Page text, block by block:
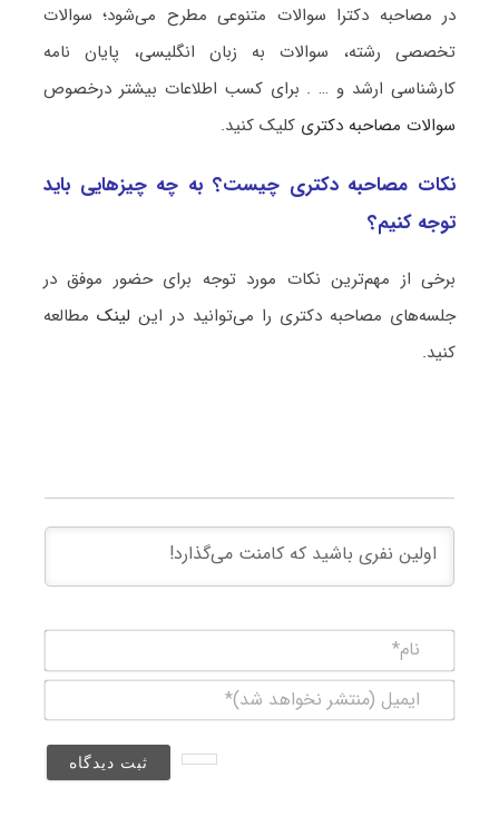
در مصاحبه دکترا سوالات متنوعی مطرح می‌شود؛ سوالات
تخصصی رشته، سوالات به زبان انگلیسی، پایان نامه
کارشناسی ارشد و … . برای کسب اطلاعات بیشتر درخصوص
سوالات مصاحبه دکتری کلیک کنید.
نکات مصاحبه دکتری چیست؟ به چه چیزهایی باید
توجه کنیم؟
برخی از مهم‌ترین نکات مورد توجه برای حضور موفق در
جلسه‌های مصاحبه دکتری را می‌توانید در این لینکمطالعه
کنید.
(منتشر